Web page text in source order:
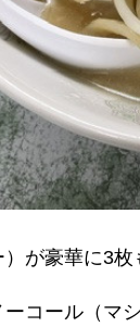
が豪華に3
コール（マ